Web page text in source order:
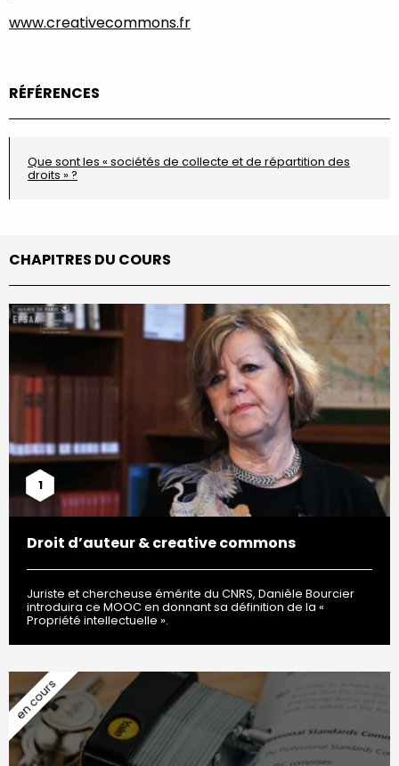
www.creativecommons.fr
RÉFÉRENCES
Que sont les « sociétés de collecte et de répartition des
droits » ?
CHAPITRES DU COURS
1
Droit d’auteur & creative commons
Juriste et chercheuse émérite du CNRS, Danièle Bourcier
introduira ce MOOC en donnant sa définition de la «
Propriété intellectuelle ».